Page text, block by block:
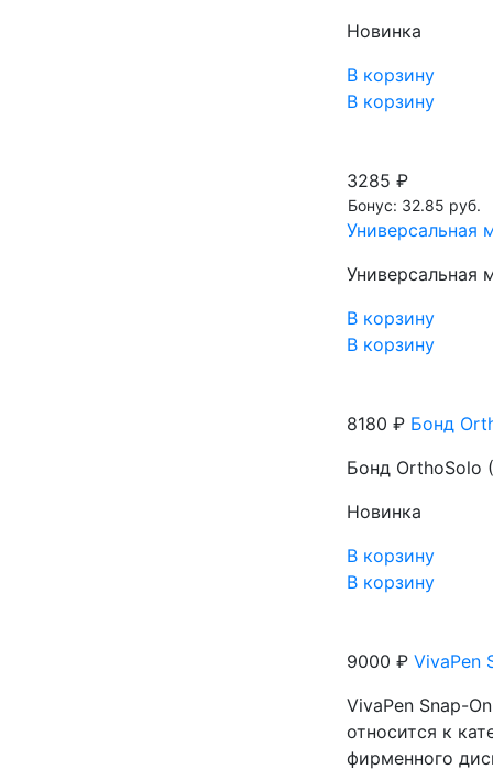
Новинка
В корзину
В корзину
3285 ₽
Бонус: 32.85 руб.
Универсальная
Универсальная
В корзину
В корзину
8180 ₽ Бонд
Бонд OrthoSolo
Новинка
В корзину
В корзину
9000 ₽ VivaPen
VivaPen Snap-
относится к
фирменного